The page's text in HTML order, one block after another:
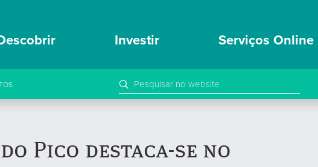
Investir Serviços Online
Pico destaca-se no